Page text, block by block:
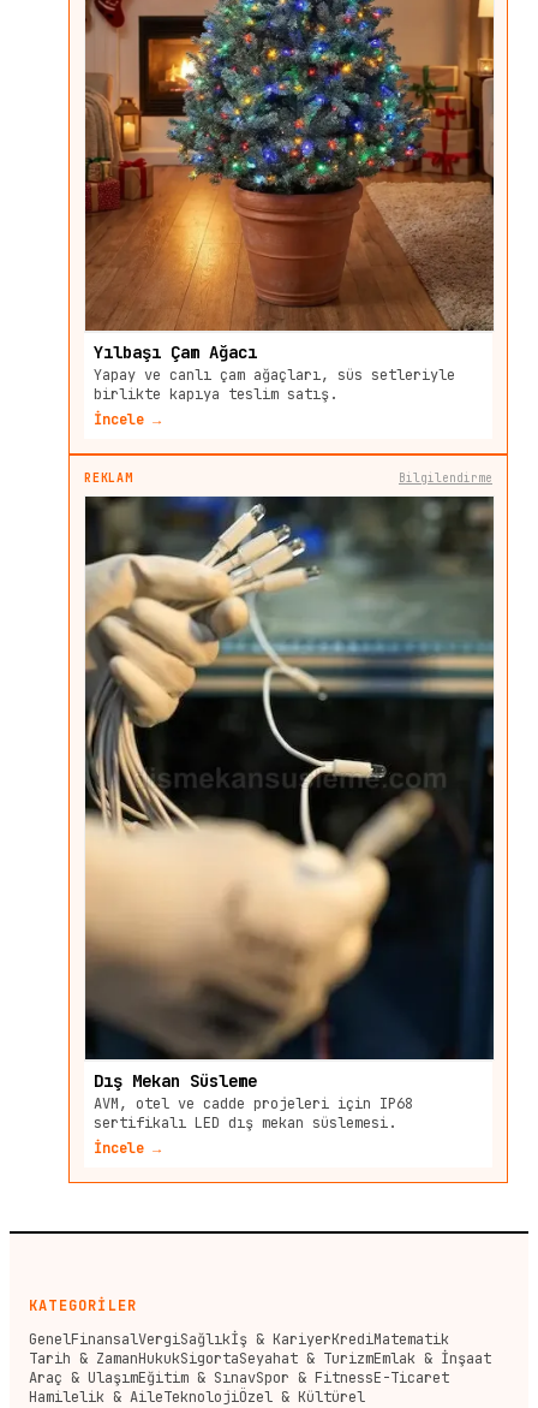
Yılbaşı Çam Ağacı
Yapay ve canlı çam ağaçları, süs setleriyle
birlikte kapıya teslim satış.
İncele →
REKLAM Bilgilendirme
Dış Mekan Süsleme
AVM, otel ve cadde projeleri için IP68
sertifikalı LED dış mekan süslemesi.
İncele →
KATEGORİLER
GenelFinansalVergiSağlıkİş & KariyerKrediMatematik
Tarih & ZamanHukukSigortaSeyahat & TurizmEmlak & İnşaat
Araç & UlaşımEğitim & SınavSpor & FitnessE-Ticaret
Hamilelik & AileTeknolojiÖzel & Kültürel